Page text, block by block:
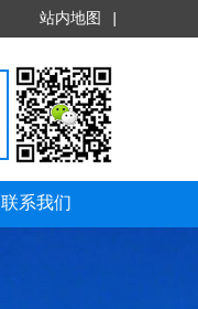
站内地图
联系我们